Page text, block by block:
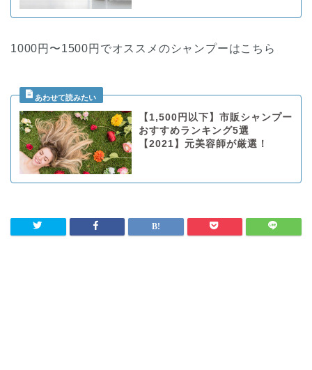
1000円〜1500円でオススメのシャンプーはこちら
【1,500円以下】市販シャンプー
おすすめランキング5選
【2021】元美容師が厳選！